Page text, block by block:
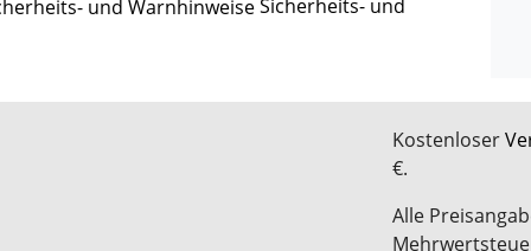
Sicherheits- und
Kostenloser
€.
Alle